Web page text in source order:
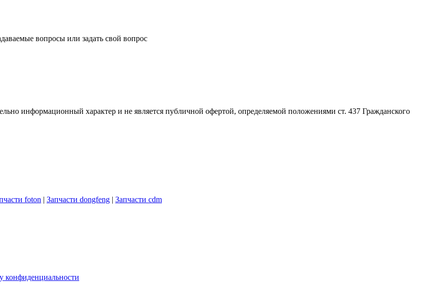
вопросы или задать свой вопрос
информационный характер и не является публичной офертой, определяемой положениями ст. 437 Гражданского
foton | Запчасти dongfeng | Запчасти cdm
конфиденциальности